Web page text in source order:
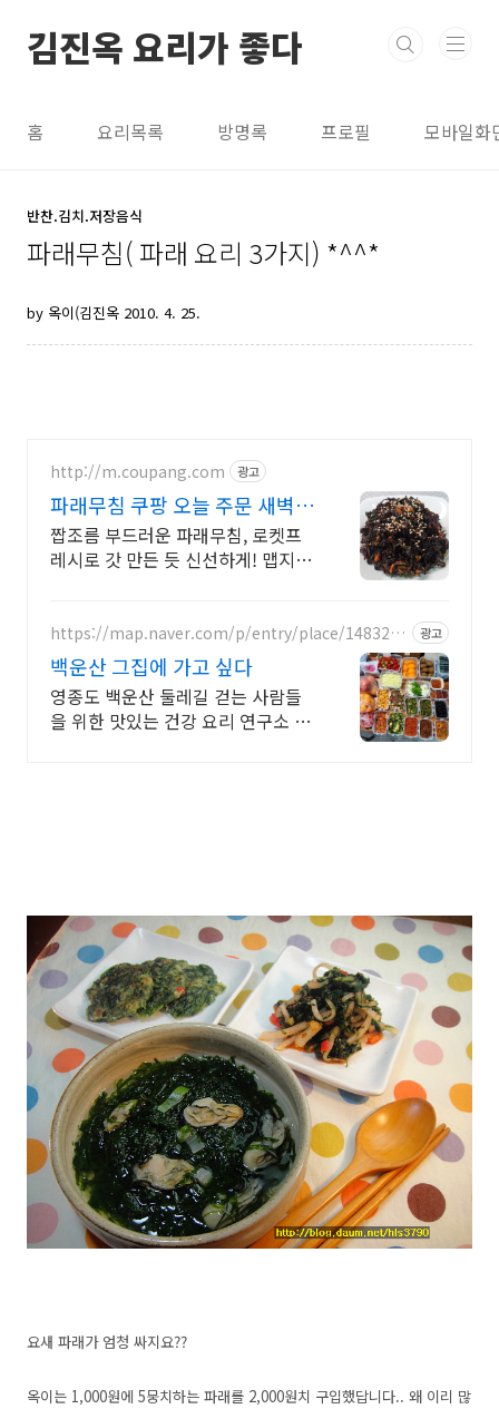
김진옥 요리가 좋다
홈 요리목록 방명록 프로필 모바일화
반찬.김치.저장음식
파래무침( 파래 요리 3가지) *^^*
by 옥이(김진옥 2010. 4. 25.
http://m.coupang.com 광고
파래무침 쿠팡 오늘 주문 새벽도
착
짭조름 부드러운 파래무침, 로켓프
레시로 갓 만든 듯 신선하게! 맵지
https://map.naver.com/p/entry/place/1483223
광고
백운산 그집에 가고 싶다
영종도 백운산 둘레길 걷는 사람들
을 위한 맛있는 건강 요리 연구소 맛
요새 파래가 엄청 싸지요??
옥이는 1,000원에 5뭉치하는 파래를 2,000원치 구입했답니다.. 왜 이리 많